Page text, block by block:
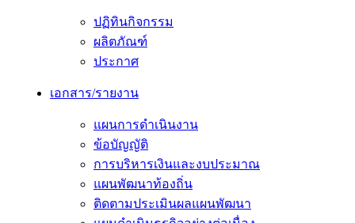
ปฏิทินกิจกรรม
ผลิตภัณฑ์
ประกาศ
เอกสาร/รายงาน
แผนการดำเนินงาน
ข้อบัญญัติ
การบริหารเงินและงบประมาณ
แผนพัฒนาท้องถิ่น
ติดตามประเมินผลแผนพัฒนา